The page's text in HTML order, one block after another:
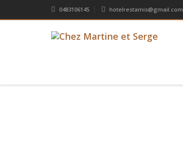
0483106145 hotelrestamis@gmail.com